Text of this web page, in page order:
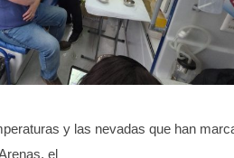
y las nevadas que han
el